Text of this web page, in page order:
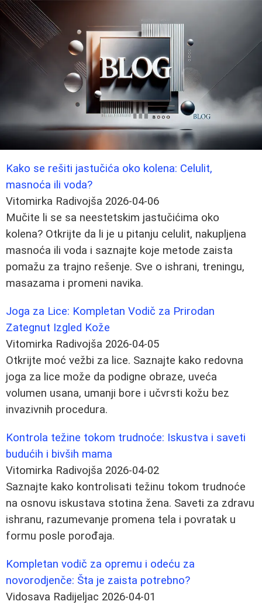
Kako se rešiti jastučića oko kolena: Celulit,
masnoća ili voda?
Vitomirka Radivojša 2026-04-06
Mučite li se sa neestetskim jastučićima oko
kolena? Otkrijte da li je u pitanju celulit, nakupljena
masnoća ili voda i saznajte koje metode zaista
pomažu za trajno rešenje. Sve o ishrani, treningu,
masazama i promeni navika.
Joga za Lice: Kompletan Vodič za Prirodan
Zategnut Izgled Kože
Vitomirka Radivojša 2026-04-05
Otkrijte moć vežbi za lice. Saznajte kako redovna
joga za lice može da podigne obraze, uveća
volumen usana, umanji bore i učvrsti kožu bez
invazivnih procedura.
Kontrola težine tokom trudnoće: Iskustva i saveti
budućih i bivših mama
Vitomirka Radivojša 2026-04-02
Saznajte kako kontrolisati težinu tokom trudnoće
na osnovu iskustava stotina žena. Saveti za zdravu
ishranu, razumevanje promena tela i povratak u
formu posle porođaja.
Kompletan vodič za opremu i odeću za
novorodjenče: Šta je zaista potrebno?
Vidosava Radijeljac 2026-04-01